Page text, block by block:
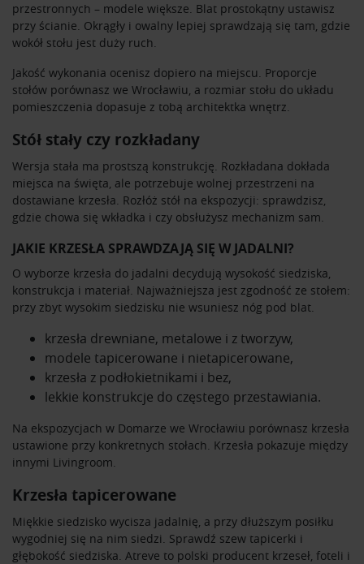
przestronnych – modele większe. Blat prostokątny ustawisz
przy ścianie. Okrągły i owalny lepiej sprawdzają się tam, gdzie
wokół stołu jest duży ruch.
Jakość wykonania ocenisz dopiero na miejscu. Proporcje
stołów porównasz we Wrocławiu, a rozmiar stołu do układu
pomieszczenia dopasuje z tobą architektka wnętrz.
Stół stały czy rozkładany
Wersja stała ma prostszą konstrukcję. Rozkładana dokłada
miejsca na święta, ale potrzebuje wolnej przestrzeni na
dostawiane krzesła. Rozłóż stół na ekspozycji: sprawdzisz,
gdzie chowa się wkładka i czy obsłużysz mechanizm sam.
JAKIE KRZESŁA SPRAWDZAJĄ SIĘ W JADALNI?
O wyborze krzesła do jadalni decydują wysokość siedziska,
konstrukcja i materiał. Najważniejsza jest zgodność ze stołem:
przy zbyt wysokim siedzisku nie wsuniesz nóg pod blat.
krzesła drewniane, metalowe i z tworzyw,
modele tapicerowane i nietapicerowane,
krzesła z podłokietnikami i bez,
lekkie konstrukcje do częstego przestawiania.
Na ekspozycjach w Domarze we Wrocławiu porównasz krzesła
ustawione przy konkretnych stołach. Krzesła pokazuje między
innymi Livingroom.
Krzesła tapicerowane
Miękkie siedzisko wycisza jadalnię, a przy dłuższym posiłku
wygodniej się na nim siedzi. Sprawdź szew tapicerki i
głębokość siedziska. Atreve to polski producent krzeseł, foteli i